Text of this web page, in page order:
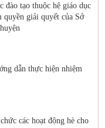
đào tạo thuộc hệ giáo dục
quyền giải quyết của Sở
dẫn thực hiện nhiệm
các hoạt động hè cho